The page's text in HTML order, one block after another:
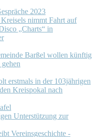
2023
nimmt Fahrt auf
„Charts“ in
Barßel wollen künftig
gehen
erstmals in der 103jährigen
Kreispokal nach
Unterstützung zur
Vereinsgeschichte -